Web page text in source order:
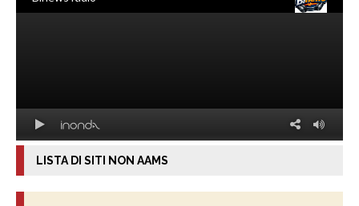
LISTA DI SITI NON AAMS